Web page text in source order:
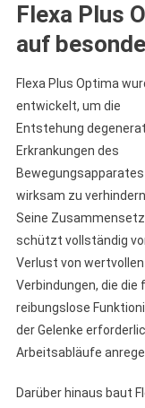
Flexa Plus
auf
Flexa Plus Optima
entwickelt, um die
Entstehung
Erkrankungen des
Bewegungsapparates
wirksam zu verhindern.
Seine
schützt vollständig
Verlust von wertvollen
Verbindungen, die die
reibungslose
der Gelenke
Arbeitsabläufe
Darüber hinaus baut